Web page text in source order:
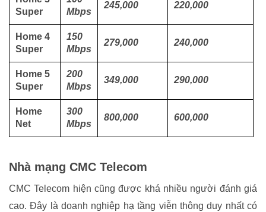
Super
Mbps
245,000 220,000
Home 4
Super
150
Mbps
279,000 240,000
Home 5
Super
200
Mbps
349,000 290,000
Home
Net
300
Mbps
800,000 600,000
Nhà mạng CMC Telecom
CMC Telecom hiện cũng được khá nhiều người đánh giá
cao. Đây là doanh nghiệp hạ tầng viễn thông duy nhất có